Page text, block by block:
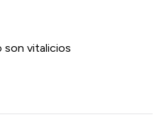
son vitalicios